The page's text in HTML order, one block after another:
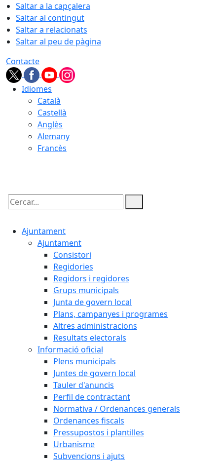
Saltar a la capçalera
Saltar al contingut
Saltar a relacionats
Saltar al peu de pàgina
Contacte
Idiomes
Català
Castellà
Anglès
Alemany
Francès
Cercar:
Ajuntament
Ajuntament
Consistori
Regidories
Regidors i regidores
Grups municipals
Junta de govern local
Plans, campanyes i programes
Altres administracions
Resultats electorals
Informació oficial
Plens municipals
Juntes de govern local
Tauler d'anuncis
Perfil de contractant
Normativa / Ordenances generals
Ordenances fiscals
Pressupostos i plantilles
Urbanisme
Subvencions i ajuts